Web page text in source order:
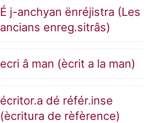
É j-anchyan ënréjistra (Les
ancians enreg.sitrâs)
ecri â man (ècrit a la man)
écritor.a dé référ.inse
(ècritura de rèfèrence)